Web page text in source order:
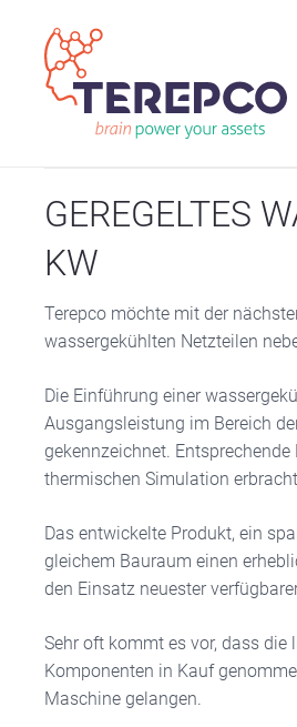
GEREGELTES
KW
Terepco möchte mit der
wassergekühlten Netzteilen
Die Einführung einer
Ausgangsleistung im Bereich
gekennzeichnet.
thermischen Simulation
Das entwickelte Produkt, ein
gleichem Bauraum einen
den Einsatz neuester
Sehr oft kommt es vor, dass
Komponenten in Kauf
Maschine gelangen.